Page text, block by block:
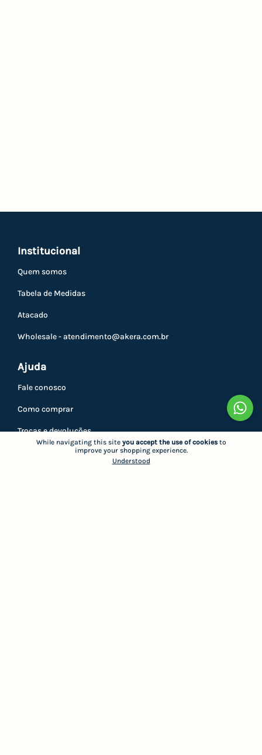
While navigating this site you accept the use of cookiesto
improve your shopping experience.
Understood
Institucional
Quem somos
Tabela de Medidas
Atacado
Wholesale -atendimento@akera.com.br
Ajuda
Fale conosco
Como comprar
Trocas e devoluções